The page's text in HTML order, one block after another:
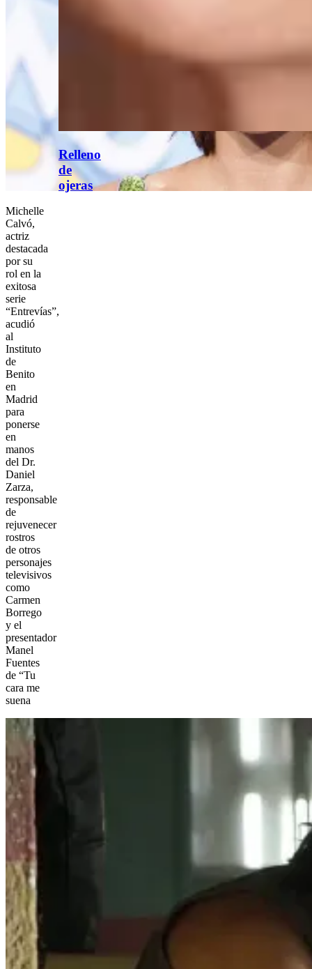
Michelle
Calvó,
actriz
destacada
por su
rol en la
exitosa
serie
“Entrevías”,
acudió
al
Instituto
de
Benito
en
Madrid
para
ponerse
en
manos
del Dr.
Daniel
Zarza,
responsable
de
rejuvenecer
rostros
de otros
personajes
televisivos
como
Carmen
Borrego
y el
presentador
Manel
Fuentes
de “Tu
cara me
suena
Relleno
de
ojeras